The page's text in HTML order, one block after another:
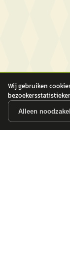
Wij gebruiken
Alleen